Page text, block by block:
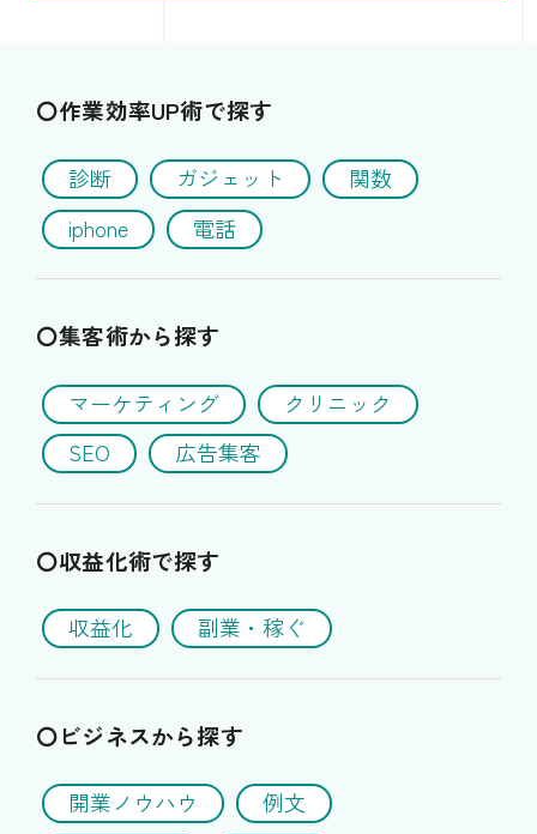
〇作業効率UP術で探す
診断 ガジェット
関数
iphone
電話
〇集客術から探す
マーケティング
クリニック
SEO
広告集客
〇収益化術で探す
収益化 副業・稼ぐ
〇ビジネスから探す
開業ノウハウ
例文